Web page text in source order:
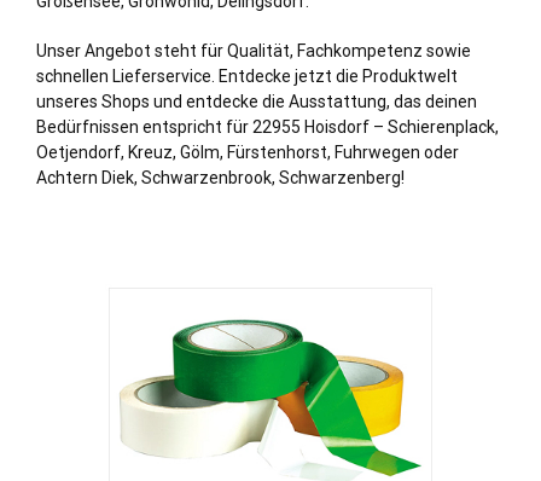
Unser Angebot steht für Qualität, Fachkompetenz sowie
schnellen Lieferservice. Entdecke jetzt die Produktwelt
unseres Shops und entdecke die Ausstattung, das deinen
Bedürfnissen entspricht für 22955 Hoisdorf – Schierenplack,
Oetjendorf, Kreuz, Gölm, Fürstenhorst, Fuhrwegen oder
Achtern Diek, Schwarzenbrook, Schwarzenberg!